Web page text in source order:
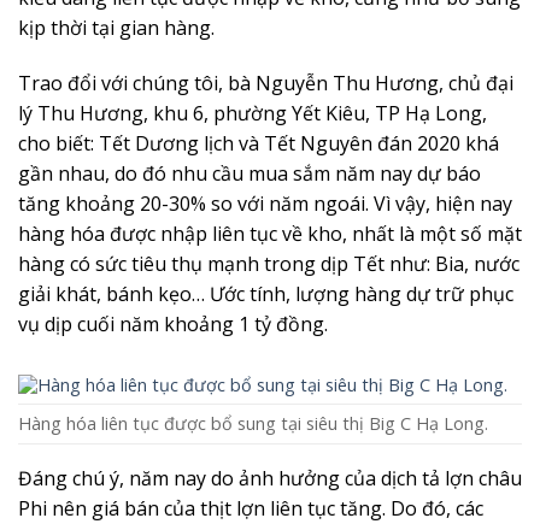
kịp thời tại gian hàng.
Trao đổi với chúng tôi, bà Nguyễn Thu Hương, chủ đại
lý Thu Hương, khu 6, phường Yết Kiêu, TP Hạ Long,
cho biết: Tết Dương lịch và Tết Nguyên đán 2020 khá
gần nhau, do đó nhu cầu mua sắm năm nay dự báo
tăng khoảng 20-30% so với năm ngoái. Vì vậy, hiện nay
hàng hóa được nhập liên tục về kho, nhất là một số mặt
hàng có sức tiêu thụ mạnh trong dịp Tết như: Bia, nước
giải khát, bánh kẹo… Ước tính, lượng hàng dự trữ phục
vụ dịp cuối năm khoảng 1 tỷ đồng.
Hàng hóa liên tục được bổ sung tại siêu thị Big C Hạ Long.
Đáng chú ý, năm nay do ảnh hưởng của dịch tả lợn châu
Phi nên giá bán của thịt lợn liên tục tăng. Do đó, các